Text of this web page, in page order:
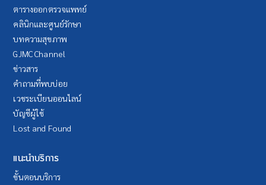
ตารางออกตรวจแพทย์
คลินิกและศูนย์รักษา
บทความสุขภาพ
GJMC Channel
ข่าวสาร
คำถามที่พบบ่อย
เวชระเบียนออนไลน์
บัญชีผู้ใช้
Lost and Found
แนะนำบริการ
ขั้นตอนบริการ